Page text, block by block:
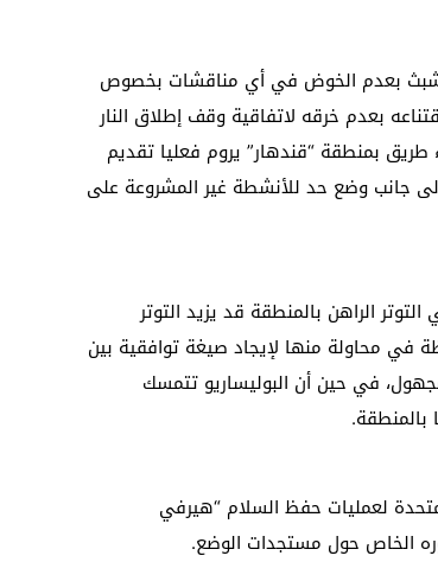
بعدم الخوض في أي مناقشات بخصوص
بعدم خرقه لاتفاقية وقف إطلاق النار
سنة 1991، مشددا أن بناء طريق بمنطقة “قندهار” يروم فعليا تقديم
جانب وضع حد للأنشطة غير المشروعة على
الراهن بالمنطقة قد يزيد التوتر
في محاولة منها لإيجاد صيغة توافقية بين
في حين أن البوليساريو تتمسك
لعمليات حفظ السلام “هيرفي
الخاص حول مستجدات الوضع.